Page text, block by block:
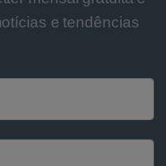
e tendências